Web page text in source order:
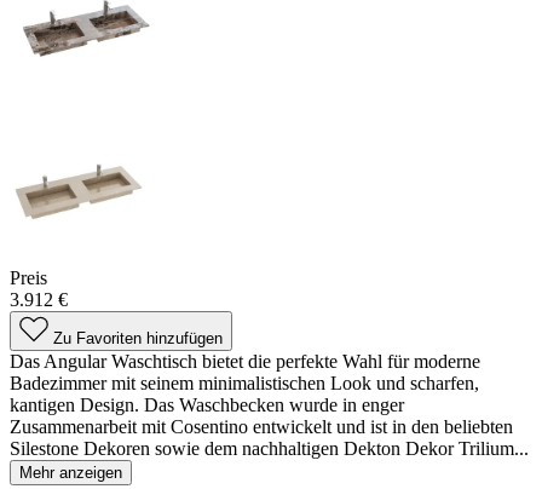
Preis
3.912 €
Zu Favoriten hinzufügen
Das Angular Waschtisch bietet die perfekte Wahl für moderne
Badezimmer mit seinem minimalistischen Look und scharfen,
kantigen Design. Das Waschbecken wurde in enger
Zusammenarbeit mit Cosentino entwickelt und ist in den beliebten
Silestone Dekoren sowie dem nachhaltigen Dekton Dekor Trilium...
Mehr anzeigen